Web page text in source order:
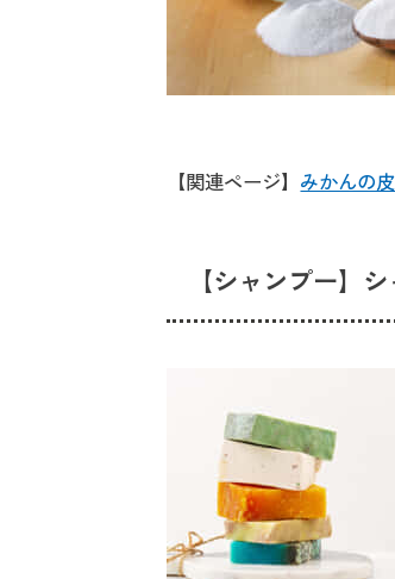
【関連ページ】 みかんの
【シャンプー】